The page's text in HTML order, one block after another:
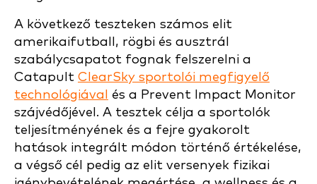
A következő teszteken számos elit
amerikaifutball, rögbi és ausztrál
szabálycsapatot fognak felszerelni a
Catapult ClearSky sportolói megfigyelő
technológiával
és a Prevent Impact Monitor
szájvédőjével. A tesztek célja a sportolók
teljesítményének és a fejre gyakorolt
hatások integrált módon történő értékelése,
a végső cél pedig az elit versenyek fizikai